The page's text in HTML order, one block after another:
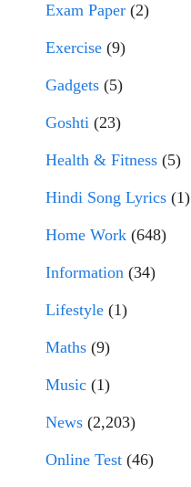
Exam Paper (2)
Exercise (9)
Gadgets (5)
Goshti (23)
Health & Fitness (5)
Hindi Song Lyrics (1)
Home Work (648)
Information (34)
Lifestyle (1)
Maths (9)
Music (1)
News (2,203)
Online Test (46)